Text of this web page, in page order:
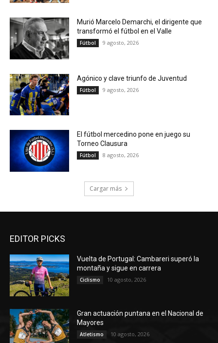
Murió Marcelo Demarchi, el dirigente que
transformó el fútbol en el Valle
Fútbol 9 agosto, 2026
Agónico y clave triunfo de Juventud
Fútbol 9 agosto, 2026
El fútbol mercedino pone en juego su
Torneo Clausura
Fútbol 8 agosto, 2026
Cargar más
EDITOR PICKS
Vuelta de Portugal: Cambareri superó la
montaña y sigue en carrera
Ciclismo 10 agosto, 2026
Gran actuación puntana en el Nacional de
Mayores
Atletismo 10 agosto, 2026